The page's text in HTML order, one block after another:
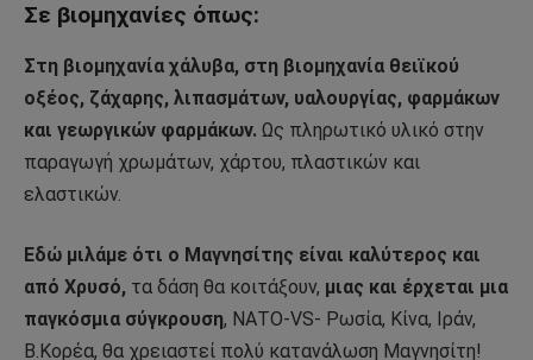
Σε βιομηχανίες όπως:
Στη βιομηχανία χάλυβα, στη βιομηχανία θειϊκού
οξέος, ζάχαρης, λιπασμάτων, υαλουργίας, φαρμάκων
και γεωργικών φαρμάκων. Ως πληρωτικό υλικό στην
παραγωγή χρωμάτων, χάρτου, πλαστικών και
ελαστικών.
Εδώ μιλάμε ότι ο Μαγνησίτης είναι καλύτερος και
από Χρυσό, τα δάση θα κοιτάξουν, μιας και έρχεται μια
παγκόσμια σύγκρουση, ΝΑΤΟ-VS- Ρωσία, Κίνα, Ιράν,
Β.Κορέα, θα χρειαστεί πολύ κατανάλωση Μαγνησίτη!